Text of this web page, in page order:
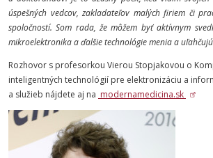
úspešných vedcov, zakladateľov malých firiem či
spoločností. Som rada, že môžem byť aktívnym
mikroelektronika a ďalšie technológie menia a
Rozhovor s profesorkou Vierou Stopjakovou o
inteligentných technológií pre elektronizáciu a
a služieb nájdete aj na modernamedicina.sk